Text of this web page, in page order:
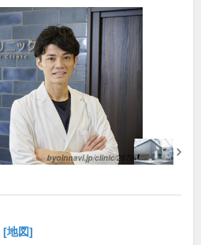
[地図]